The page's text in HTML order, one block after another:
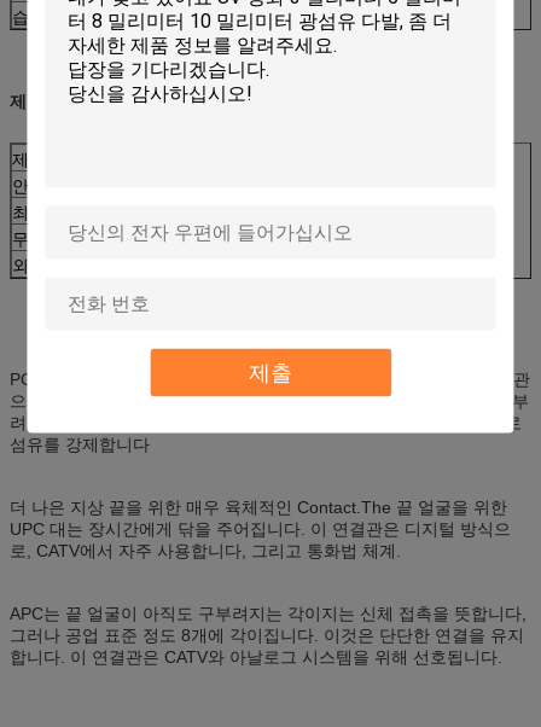
제출
습도 ≤0.2dB (+25+65 93 R.H.100 시간)
제품 패킹
제품 포장
안 패킹
최소한도 순서
무게 10 조각
0.2-3kg
외부 패킹
PC는 육체적인 Contact.With를 PC 연결관을 뜻합니다, 편평한 연결관
으로 한 대로 2개의 섬유는 만납니다, 그러나 끝 얼굴은 경미하게 구부
려지는 둥글기 위하여 닦습니다. 이것은 에어갭을 삭제하고 접촉으로
섬유를 강제합니다
더 나은 지상 끝을 위한 매우 육체적인 Contact.The 끝 얼굴을 위한
UPC 대는 장시간에게 닦을 주어집니다. 이 연결관은 디지털 방식으
로, CATV에서 자주 사용합니다, 그리고 통화법 체계.
APC는 끝 얼굴이 아직도 구부려지는 각이지는 신체 접촉을 뜻합니다,
그러나 공업 표준 정도 8개에 각이집니다. 이것은 단단한 연결을 유지
합니다. 이 연결관은 CATV와 아날로그 시스템을 위해 선호됩니다.